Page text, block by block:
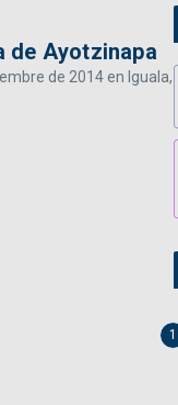
de Ayotzinapa
de 2014 en Iguala,
1